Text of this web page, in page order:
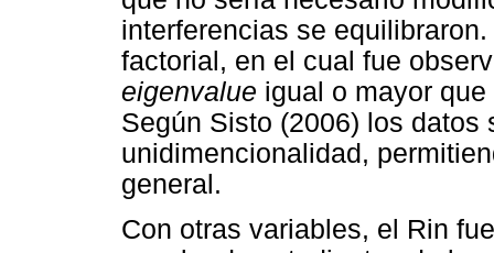
interferencias se
factorial, en el cual fue
eigenvalue igual o mayor
Según Sisto (2006) los
unidimencionalidad,
general.
Con otras variables, el Rin